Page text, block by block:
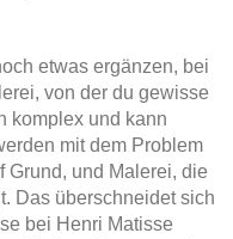
etwas ergänzen, bei
von der du gewisse
komplex und kann
mit dem Problem
und Malerei, die
Das überschneidet sich
bei Henri Matisse